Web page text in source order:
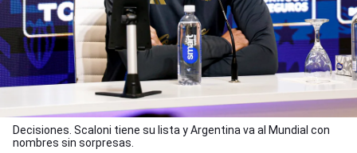
Decisiones. Scaloni tiene su lista y Argentina va al Mundial con
nombres sin sorpresas.